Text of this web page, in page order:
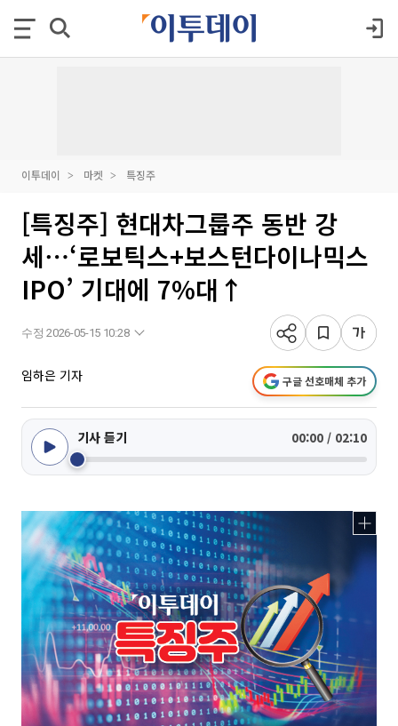
이투데이 마켓 특징주
[특징주] 현대차그룹주 동반 강
세⋯‘로보틱스+보스턴다이나믹스
IPO’ 기대에 7%대↑
수정 2026-05-15 10:28
임하은 기자 구글 선호매체 추가
기사 듣기 00:00 / 02:10